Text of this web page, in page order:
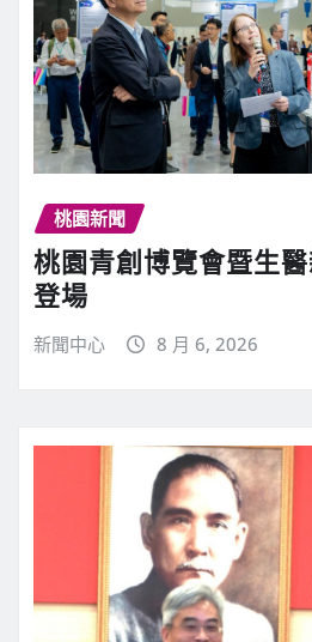
桃園新聞
桃園青創博覽會暨生
登場
新聞中心 8 月 6, 2026